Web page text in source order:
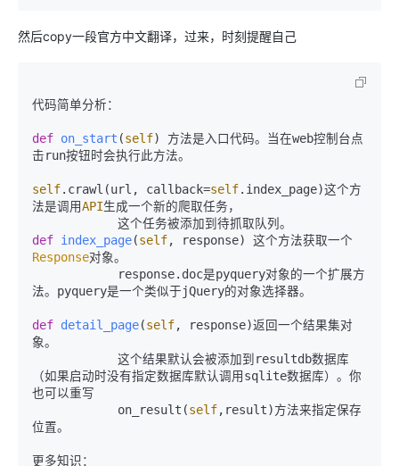
然后copy一段官方中文翻译，过来，时刻提醒自己
代码简单分析：
def on_start (self) 方法是入口代码。当在web控制台点
击run按钮时会执行此方法。
self.crawl(url, callback=self.index_page)这个方
法是调用API生成一个新的爬取任务，
def index_page(self, response) 这个方法获取一个
Response对象。
法。pyquery是一个类似于jQuery的对象选择器。
def detail_page(self, response)返回一个结果集对
象。
（如果启动时没有指定数据库默认调用sqlite数据库）。你
也可以重写
            on_result(
self,result)方法来指定保存
位置。